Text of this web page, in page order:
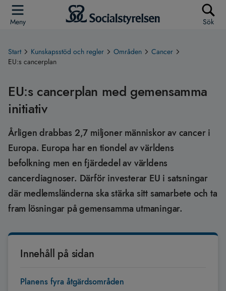
Meny Sök
Start Kunskapsstöd och regler Områden
Cancer
EU:s cancerplan
EU:s cancerplan med gemensamma
initiativ
Årligen drabbas 2,7 miljoner människor av cancer i
Europa. Europa har en tiondel av världens
befolkning men en fjärdedel av världens
cancerdiagnoser. Därför investerar EU i satsningar
där medlemsländerna ska stärka sitt samarbete och ta
fram lösningar på gemensamma utmaningar.
Innehåll på sidan
Planens fyra åtgärdsområden